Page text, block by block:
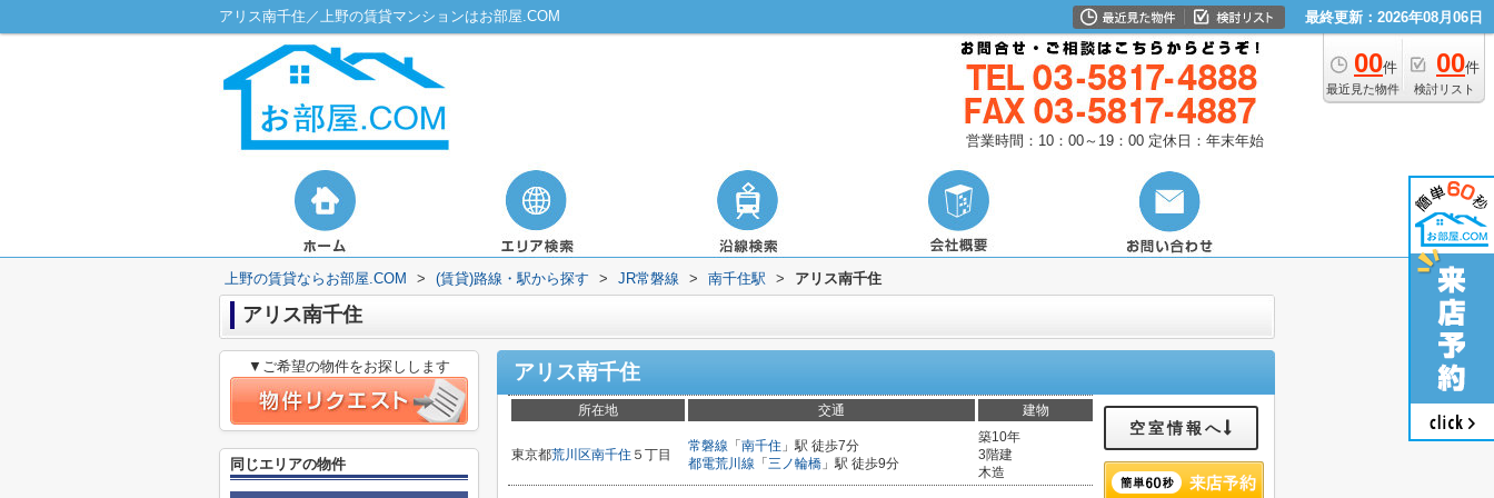
アリス南千住／上野の賃貸マンションはお部屋.COM 最終更新：2026年08月06日
00件
最近見た物件
00件
検討リスト
営業時間：10：00～19：00 定休日：年末年始
上野の賃貸ならお部屋.COM > (賃貸)路線・駅から探す > JR常磐線 > 南千住駅 > アリス南千住
アリス南千住
アリス南千住
所在地 交通 建物
東京都荒川区南千住 ５丁目
常磐線 「 南千住 」駅 徒歩7分
都電荒川線 「 三ノ輪橋 」駅 徒歩9分
築10年
3階建
木造
空室情報へ
▼ご希望の物件をお探しします
同じエリアの物件